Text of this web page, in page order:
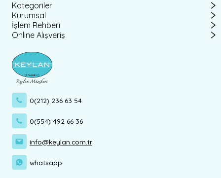
Kategoriler
Kurumsal
İşlem Rehberi
Online Alışveriş
0(212) 236 63 54
0(554) 492 66 36
info@keylan.com.tr
whatsapp